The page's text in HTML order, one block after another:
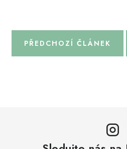
PŘEDCHOZÍ ČLÁNEK